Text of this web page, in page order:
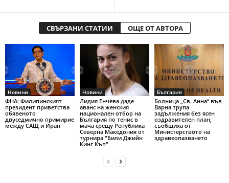
СВЪРЗАНИ СТАТИИ ОЩЕ ОТ АВТОРА
Новини
ФНА: Филипинският
президент приветства
обявеното
двуседмично примирие
между САЩ и Иран
Новини
Лидия Енчева даде
аванс на женския
национален отбор на
България по тенис в
мача срещу Република
Северна Македония от
турнира "Били Джийн
Кинг Къп"
България
Болница „Св. Анна“ във
Варна трупа
задължения без ясен
оздравителен план,
съобщиха от
Министерството на
здравеопазването